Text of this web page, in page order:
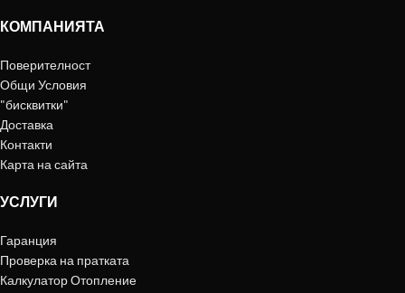
КОМПАНИЯТА
Поверителност
Общи Условия
"бисквитки"
Доставка
Контакти
Карта на сайта
УСЛУГИ
Гаранция
Проверка на пратката
Калкулатор Отопление